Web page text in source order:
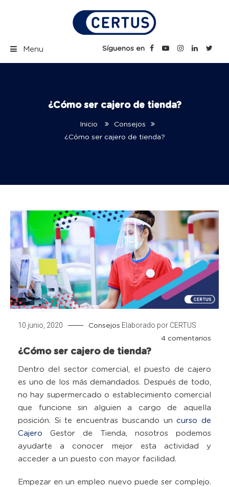
Certus Blog | Carreras
Menu Síguenos en
¿Cómo ser cajero de tienda?
Inicio
Consejos
¿Cómo ser cajero de tienda?
10 junio, 2020 Consejos Elaborado por CERTUS
4 comentarios
¿Cómo ser cajero de tienda?
Dentro del sector comercial, el puesto de cajero
es uno de los más demandados. Después de todo,
no hay supermercado o establecimiento comercial
que funcione sin alguien a cargo de aquella
posición. Si te encuentras buscando uncurso de
Cajero Gestor de Tienda, nosotros podemos
ayudarte a conocer mejor esta actividad y
acceder a un puesto con mayor facilidad.
Empezar en un empleo nuevo puede ser complejo.